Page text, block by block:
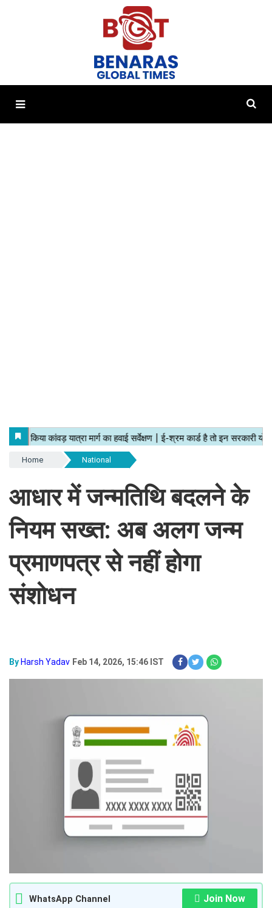
Home National
आधार में जन्मतिथि बदलने के
नियम सख्त: अब अलग जन्म
प्रमाणपत्र से नहीं होगा
संशोधन
By Harsh Yadav Feb 14, 2026, 15:46 IST
WhatsApp Channel Join Now